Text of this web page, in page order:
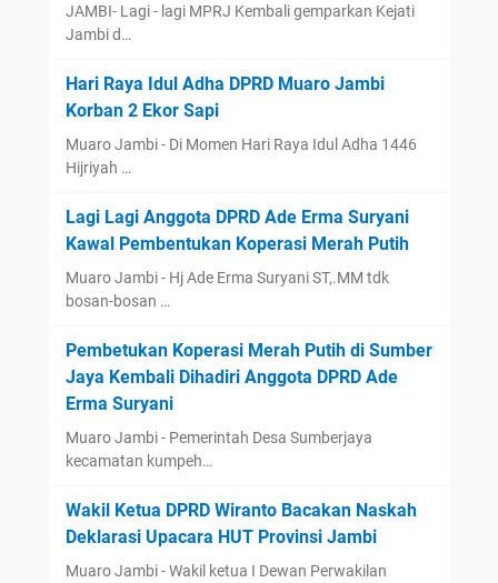
JAMBI- Lagi - lagi MPRJ Kembali gemparkan Kejati
Jambi d…
Hari Raya Idul Adha DPRD Muaro Jambi
Korban 2 Ekor Sapi
Muaro Jambi - Di Momen Hari Raya Idul Adha 1446
Hijriyah …
Lagi Lagi Anggota DPRD Ade Erma Suryani
Kawal Pembentukan Koperasi Merah Putih
Muaro Jambi - Hj Ade Erma Suryani ST,.MM tdk
bosan-bosan …
Pembetukan Koperasi Merah Putih di Sumber
Jaya Kembali Dihadiri Anggota DPRD Ade
Erma Suryani
Muaro Jambi - Pemerintah Desa Sumberjaya
kecamatan kumpeh…
Wakil Ketua DPRD Wiranto Bacakan Naskah
Deklarasi Upacara HUT Provinsi Jambi
Muaro Jambi - Wakil ketua I Dewan Perwakilan